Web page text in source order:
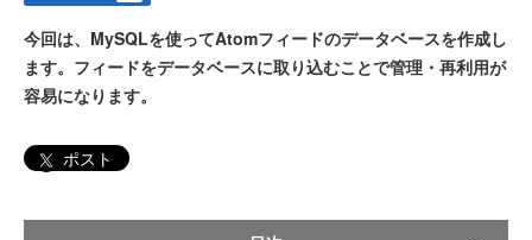
今回は、MySQLを使ってAtomフィードのデータベースを作成し
ます。フィードをデータベースに取り込むことで管理・再利用が
容易になります。
ポスト